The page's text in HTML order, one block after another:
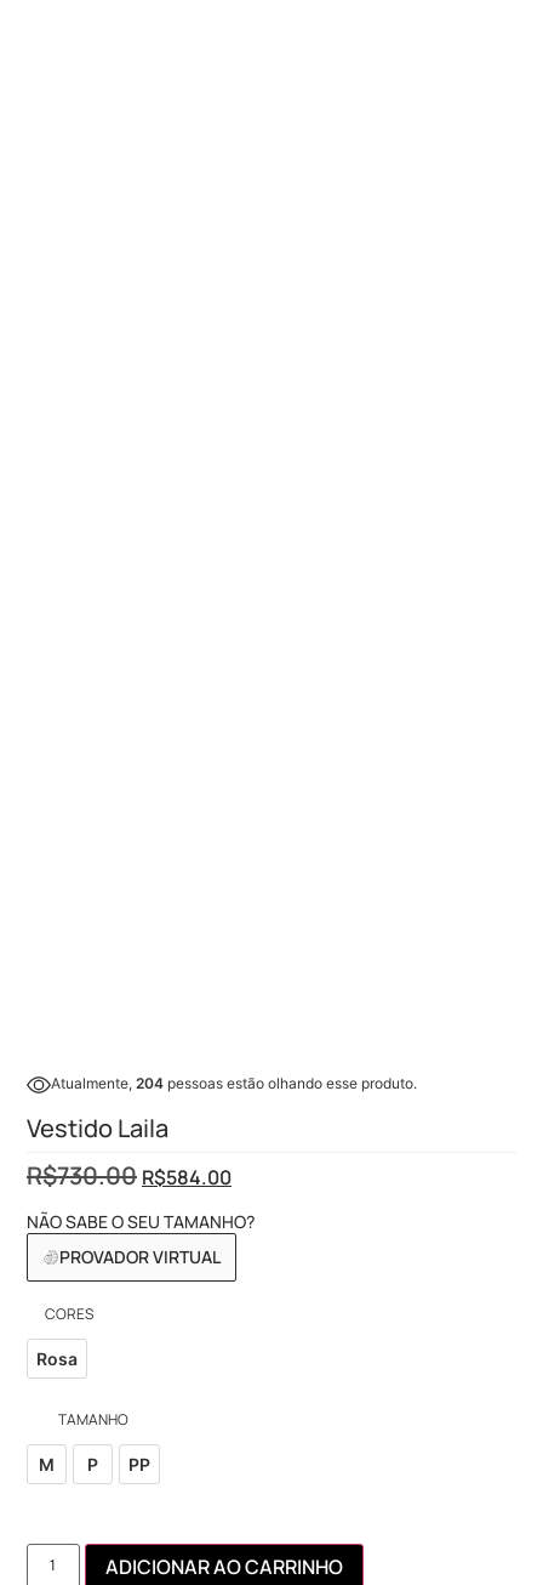
Atualmente, 204 pessoas estão olhando esse produto.
Vestido Laila
R$730.00 R$584.00
NÃO SABE O SEU TAMANHO?
PROVADOR VIRTUAL
CORES
Rosa
TAMANHO
M P PP
ADICIONAR AO CARRINHO